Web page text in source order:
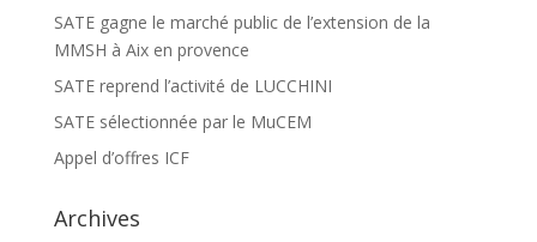
SATE gagne le marché public de l’extension de la
MMSH à Aix en provence
SATE reprend l’activité de LUCCHINI
SATE sélectionnée par le MuCEM
Appel d’offres ICF
Archives